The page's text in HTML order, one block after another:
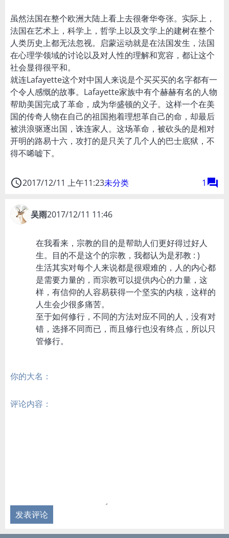
虽然法国在整个欧洲大陆上看上去很奢华夸张。实际上，
法国在艺术上，科学上，哲学上以及文学上的建树在整个
人类历史上都无法忽视。启蒙运动就是在法国发生，法国
在心理学领域的讨论以及对人性的理解和宽容，都让这个
社会显得很平和。
就连Lafayette这个对中国人来说是个买买买的名字都有一
个令人感慨的故事。Lafayette家族中有个赫赫有名的人物
帮助美国完成了革命，成为华盛顿的义子。这样一个在美
国的传奇人物在自己的祖国抱着理想革自己的命，却最后
被洪浪驱逐出国，诛连家人。这场革命，被砍头的是相对
开明的路易十六，攻打的是只关了几个人的巴士底狱，不
得不唏嘘下。
access_time2017/12/11 上午11:23未分类 1 forum
吴雨2017/12/11 11:46
在我看来，宗教的目的是帮助人们更好得过好人
生。目的不是这个的宗教，我都认为是邪教 : )
生活其实对每个人来说都是很艰难的，人的内心都
是需要力量的，而宗教可以提供内心的力量，这
样，有信仰的人容易获得一个坚实的内核，这样的
人生会少很多痛苦。
至于如何修行，不同的方法对应不同的人，没有对
错，选择不同而已，而且修行也没有终点，所以只
管修行。
你的大名：
评论内容：
发表评论